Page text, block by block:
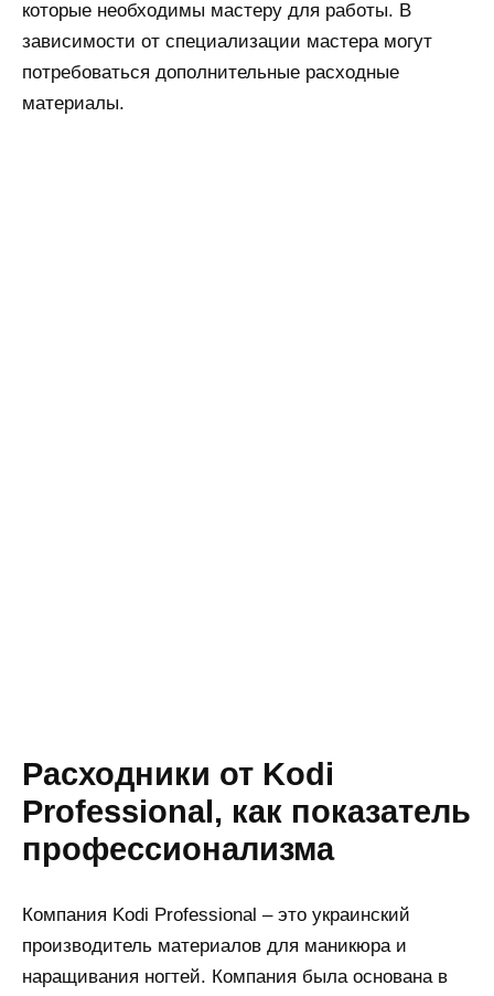
которые необходимы мастеру для работы. В
зависимости от специализации мастера могут
потребоваться дополнительные расходные
материалы.
Расходники от Kodi
Professional, как показатель
профессионализма
Компания Kodi Professional – это украинский
производитель материалов для маникюра и
наращивания ногтей. Компания была основана в